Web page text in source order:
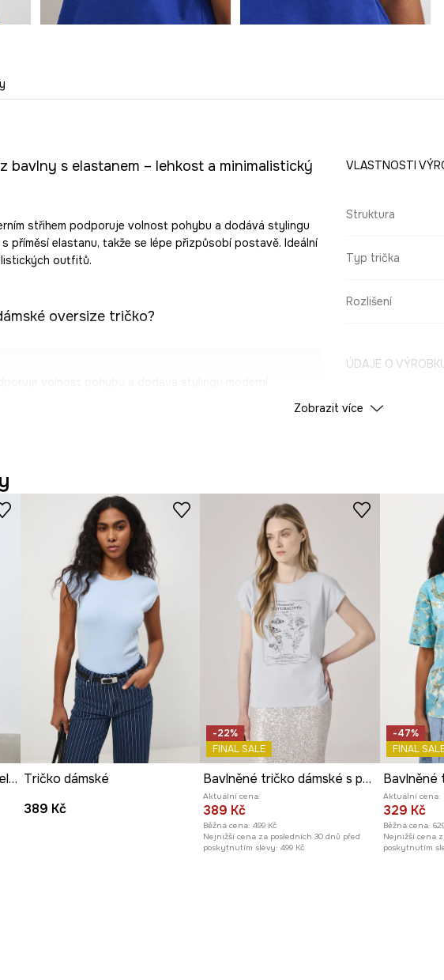
bavlny s elastanem – lehkost a minimalistický
střihem podporuje volnost pohybu a dodává stylingu
příměsí elastanu, takže se lépe přizpůsobí postavě. Ideální
outfitů.
oversize tričko?
dodává tričku originalitu a podporuje volnost
charakter trička a přispívá k pohodlí při
zajišťuje, že materiál je hustý a pružný.
stahovací gumičkou dodává tričku originální
kombinování s dalšími prvky šatníku a
VLASTNOSTI
Struktura
Typ trička
Rozlišení
ÚDAJE O
Barva
Výrobce
Zobrazit více
Tričko dámské bavlněné s elastanem hladké Tričko dámské
389 Kč
-22%
FINAL SALE
Bavlněné tričko dámské s potištěným elastanem modrá barva
Aktuální cena:
389 Kč
Běžná cena: 499 Kč
Nejnižší cena za posledních 30 dnů před
poskytnutím slevy: 499 Kč
-47%
FINAL
Aktuální cena:
329 Kč
Běžná cena:
Nejnižší cena
poskytnutím